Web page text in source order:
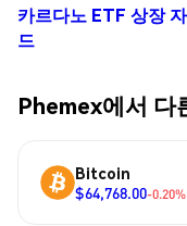
카르다노 ETF 상장
드
Phemex에서 다
Bitcoin
$64,768.00-0.20%